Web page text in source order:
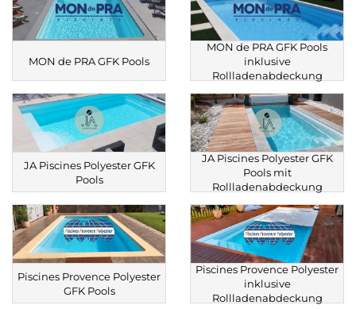
MON de PRA GFK Pools
MON de PRA GFK Pools
inklusive
Rollladenabdeckung
JA Piscines Polyester GFK
Pools
JA Piscines Polyester GFK
Pools mit
Rollladenabdeckung
Piscines Provence Polyester
GFK Pools
Piscines Provence Polyester
inklusive
Rollladenabdeckung